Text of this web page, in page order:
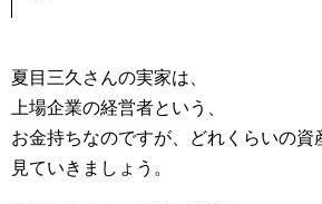
夏目三久さんの実家は、
上場企業の経営者という、
お金持ちなのですが、どれくらいの資
見ていきましょう。